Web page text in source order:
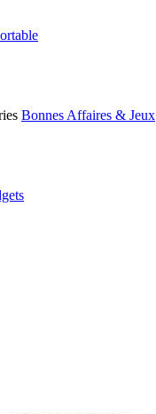
Bonnes Affaires & Jeux